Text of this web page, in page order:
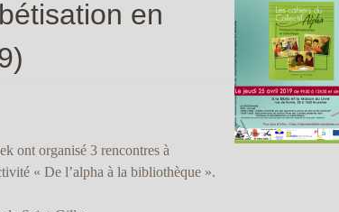
en
ont organisé 3 rencontres à
« De l’alpha à la bibliothèque ».